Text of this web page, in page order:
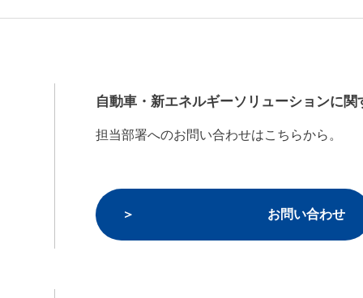
自動車・新エネルギーソリューションに関
担当部署へのお問い合わせはこちらから。
お問い合わせ